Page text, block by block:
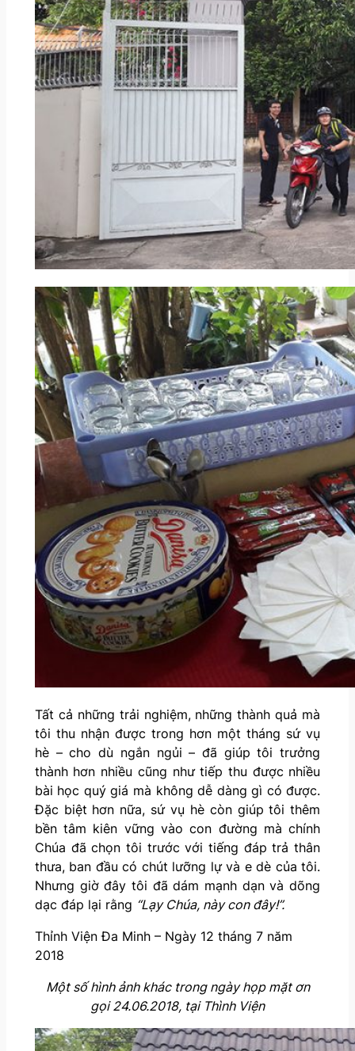
Tất cả những trải nghiệm, những thành quả mà
tôi thu nhận được trong hơn một tháng sứ vụ
hè – cho dù ngắn ngủi – đã giúp tôi trưởng
thành hơn nhiều cũng như tiếp thu được nhiều
bài học quý giá mà không dễ dàng gì có được.
Đặc biệt hơn nữa, sứ vụ hè còn giúp tôi thêm
bền tâm kiên vững vào con đường mà chính
Chúa đã chọn tôi trước với tiếng đáp trả thân
thưa, ban đầu có chút lưỡng lự và e dè của tôi.
Nhưng giờ đây tôi đã dám mạnh dạn và dõng
dạc đáp lại rằng “Lạy Chúa, này con đây!”.
Thỉnh Viện Đa Minh – Ngày 12 tháng 7 năm
2018
Một số hình ảnh khác trong ngày họp mặt ơn
gọi 24.06.2018, tại Thình Viện